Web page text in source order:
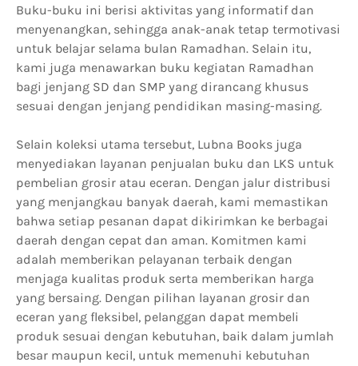
Buku-buku ini berisi aktivitas yang informatif dan
menyenangkan, sehingga anak-anak tetap termotivasi
untuk belajar selama bulan Ramadhan. Selain itu,
kami juga menawarkan buku kegiatan Ramadhan
bagi jenjang SD dan SMP yang dirancang khusus
sesuai dengan jenjang pendidikan masing-masing.
Selain koleksi utama tersebut, Lubna Books juga
menyediakan layanan penjualan buku dan LKS untuk
pembelian grosir atau eceran. Dengan jalur distribusi
yang menjangkau banyak daerah, kami memastikan
bahwa setiap pesanan dapat dikirimkan ke berbagai
daerah dengan cepat dan aman. Komitmen kami
adalah memberikan pelayanan terbaik dengan
menjaga kualitas produk serta memberikan harga
yang bersaing. Dengan pilihan layanan grosir dan
eceran yang fleksibel, pelanggan dapat membeli
produk sesuai dengan kebutuhan, baik dalam jumlah
besar maupun kecil, untuk memenuhi kebutuhan